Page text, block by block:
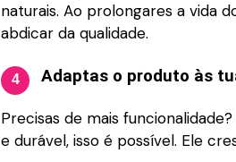
naturais. Ao prolongares a vida
abdicar da qualidade.
4 Adaptas o produto às
Precisas de mais
e durável, isso é possível. Ele